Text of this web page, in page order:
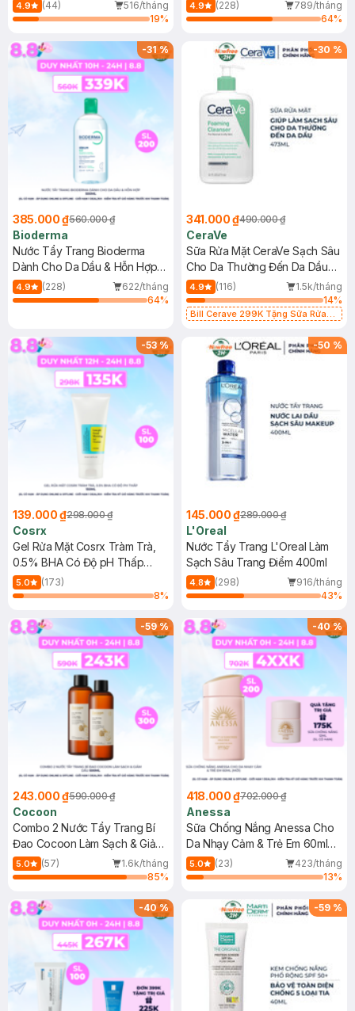
4.9 (44)
516/tháng
19%
4.9 (228)
789/tháng
64%
-31%
385.000 ₫560.000 ₫
Bioderma
Nước Tẩy Trang Bioderma
Dành Cho Da Dầu & Hỗn Hợp
500ml
4.9 (228)
622/tháng
64%
-30 %
341.000 ₫490.000 ₫
CeraVe
Sữa Rửa Mặt CeraVe Sạch Sâu
Cho Da Thường Đến Da Dầu
473ml
4.9 (116)
1.5k/tháng
14%
Bill Cerave 299K Tặng Sữa Rửa
-53%
139.000 ₫298.000 ₫
Cosrx
Gel Rửa Mặt Cosrx Tràm Trà,
0.5% BHA Có Độ pH Thấp
150ml
5.0
(173)
8%
-50 %
145.000 ₫289.000 ₫
L'Oreal
Nước Tẩy Trang L'Oreal Làm
Sạch Sâu Trang Điểm 400ml
4.8 (298)
916/tháng
43%
-59%
243.000 ₫590.000 ₫
Cocoon
Combo 2 Nước Tẩy Trang Bí
Đao Cocoon Làm Sạch & Giảm
Dầu 500ml
5.0 (57)
1.6k/tháng
85%
-40%
418.000 ₫702.000 ₫
Anessa
Sữa Chống Nắng Anessa Cho
Da Nhạy Cảm & Trẻ Em 60ml
(Mới)
5.0 (23)
423/tháng
13%
-40% -59 %